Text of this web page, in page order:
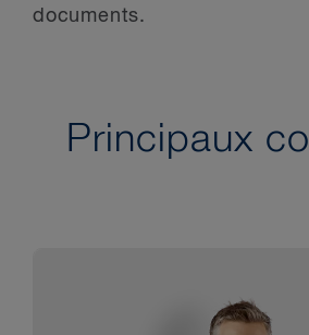
documents.
Principaux